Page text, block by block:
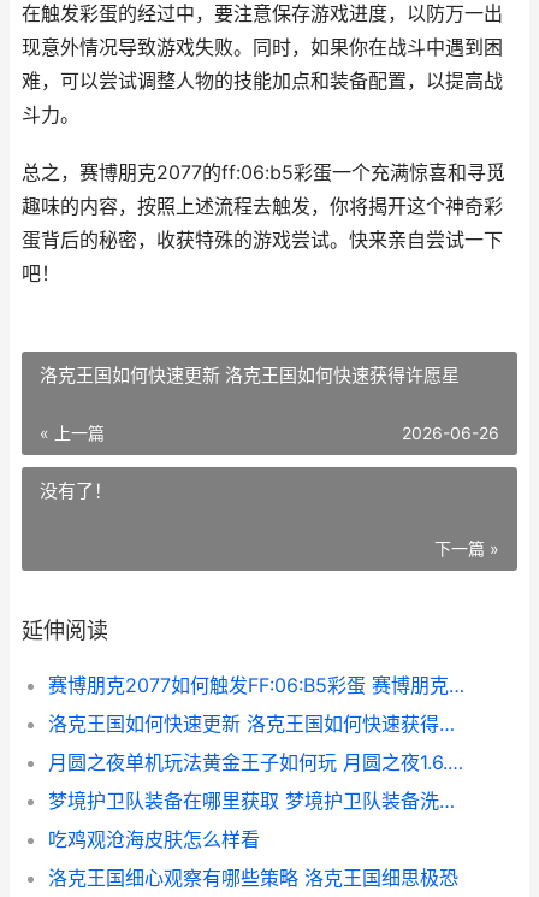
在触发彩蛋的经过中，要注意保存游戏进度，以防万一出
现意外情况导致游戏失败。同时，如果你在战斗中遇到困
难，可以尝试调整人物的技能加点和装备配置，以提高战
斗力。
总之，赛博朋克2077的ff:06:b5彩蛋一个充满惊喜和寻觅
趣味的内容，按照上述流程去触发，你将揭开这个神奇彩
蛋背后的秘密，收获特殊的游戏尝试。快来亲自尝试一下
吧！
洛克王国如何快速更新 洛克王国如何快速获得许愿星
« 上一篇 2026-06-26
没有了！
下一篇 »
延伸阅读
赛博朋克2077如何触发FF:06:B5彩蛋 赛博朋克2077如何打开背包
洛克王国如何快速更新 洛克王国如何快速获得许愿星
月圆之夜单机玩法黄金王子如何玩 月圆之夜1.6.5全dlc
梦境护卫队装备在哪里获取 梦境护卫队装备洗练有什么用
吃鸡观沧海皮肤怎么样看
洛克王国细心观察有哪些策略 洛克王国细思极恐